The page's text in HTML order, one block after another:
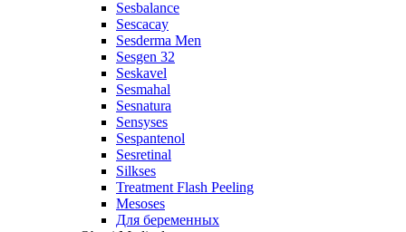
Sesbalance
Sescacay
Sesderma Men
Sesgen 32
Seskavel
Sesmahal
Sesnatura
Sensyses
Sespantenol
Sesretinal
Silkses
Treatment Flash Peeling
Mesoses
Для беременных